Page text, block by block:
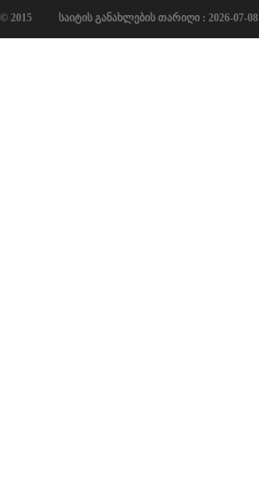
© 2015 საიტის განახლების თარიღი : 2026-07-08